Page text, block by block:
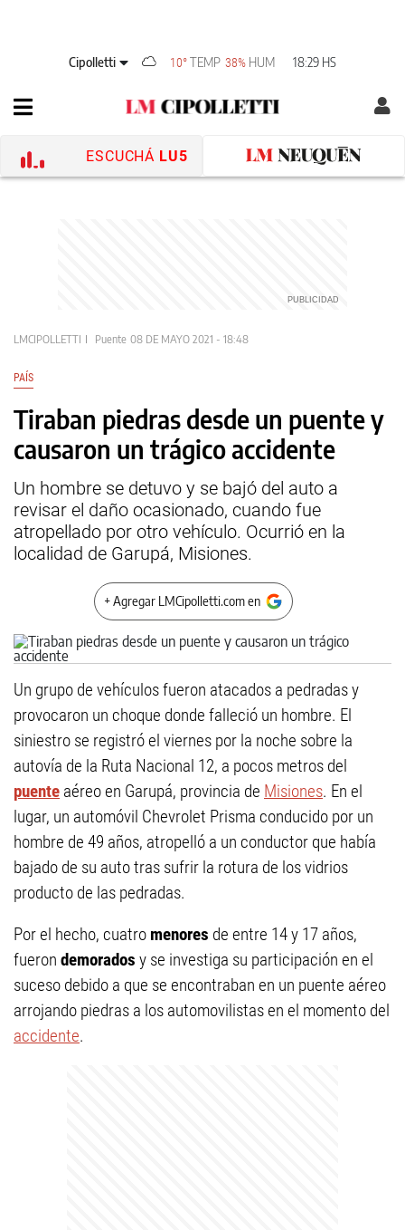
Cipolletti 10°TEMP 38% HUM 18:29 HS
ESCUCHÁ LU5
LMCIPOLLETTI Puente 08 DE MAYO 2021 - 18:48
PAÍS
Tiraban piedras desde un puente y
causaron un trágico accidente
Un hombre se detuvo y se bajó del auto a
revisar el daño ocasionado, cuando fue
atropellado por otro vehículo. Ocurrió en la
localidad de Garupá, Misiones.
+ Agregar LMCipolletti.com en
Un grupo de vehículos fueron atacados a pedradas y
provocaron un choque donde falleció un hombre. El
siniestro se registró el viernes por la noche sobre la
autovía de la Ruta Nacional 12, a pocos metros del
puente aéreo en Garupá, provincia de Misiones. En el
lugar, un automóvil Chevrolet Prisma conducido por un
hombre de 49 años, atropelló a un conductor que había
bajado de su auto tras sufrir la rotura de los vidrios
producto de las pedradas.
Por el hecho, cuatro menores de entre 14 y 17 años,
fueron demorados y se investiga su participación en el
suceso debido a que se encontraban en un puente aéreo
arrojando piedras a los automovilistas en el momento del
accidente.